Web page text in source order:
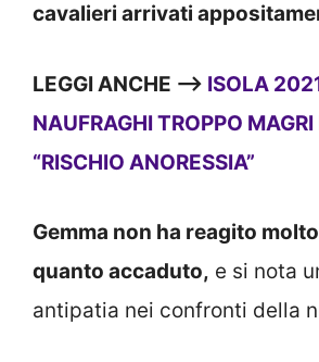
cavalieri arrivati
LEGGI ANCHE —-> ISOLA
NAUFRAGHI TROPPO
“RISCHIO ANORESSIA”
Gemma non ha reagito
quanto accaduto, e si nota
antipatia nei confronti della